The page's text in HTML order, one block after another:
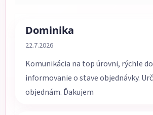
Dominika
Hodnotenie obchodu je 5 z 5
22.7.2026
Komunikácia na top úrovni, rýchle
informovanie o stave objednávky.
objednám. Ďakujem